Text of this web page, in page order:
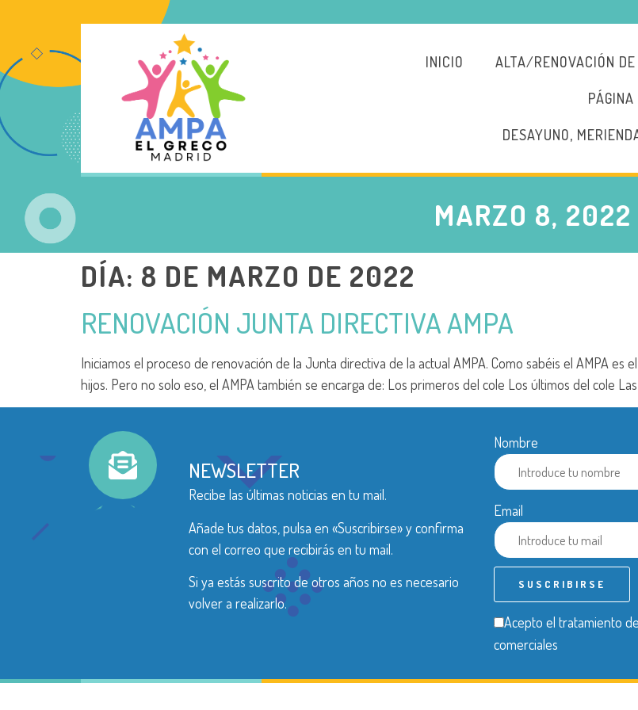
INICIO ALTA/RENOVACIÓN DE
DESAYUNO,
MARZO 8, 2022
DÍA: 8 DE MARZO DE 2022
RENOVACIÓN JUNTA DIRECTIVA AMPA
Iniciamos el proceso de renovación de la Junta directiva de la actual AMPA. Como sabéis el AMPA
hijos. Pero no solo eso, el AMPA también se encarga de: Los primeros del cole Los últimos del cole
NEWSLETTER
Recibe las últimas noticias en tu mail.
Añade tus datos, pulsa en «Suscribirse» y confirma
con el correo que recibirás en tu mail.
Si ya estás suscrito de otros años no es necesario
volver a realizarlo.
Nombre
Email
Acepto el tratamiento
comerciales